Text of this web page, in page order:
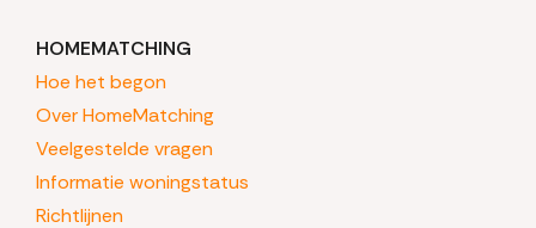
HOMEMATCHING
Hoe het begon
Over HomeMatching
Veelgestelde vragen
Informatie woningstatus
Richtlijnen